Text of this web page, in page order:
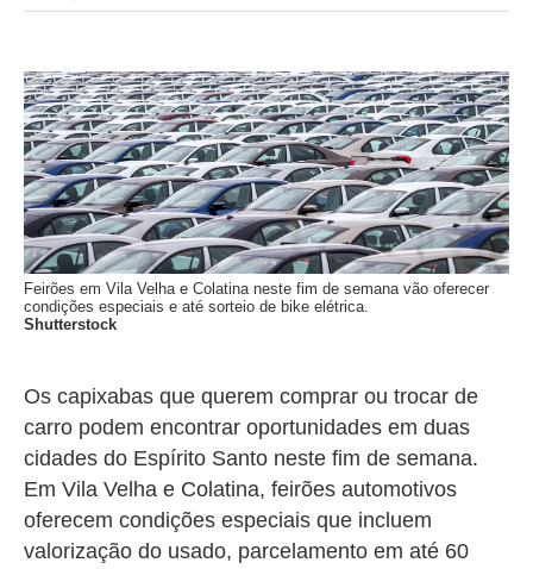
Feirões em Vila Velha e Colatina neste fim de semana vão oferecer
condições especiais e até sorteio de bike elétrica.
Shutterstock
Os capixabas que querem comprar ou trocar de
carro podem encontrar oportunidades em duas
cidades do Espírito Santo neste fim de semana.
Em Vila Velha e Colatina, feirões automotivos
oferecem condições especiais que incluem
valorização do usado, parcelamento em até 60